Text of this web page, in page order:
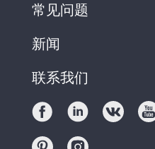
常见问题
新闻
联系我们